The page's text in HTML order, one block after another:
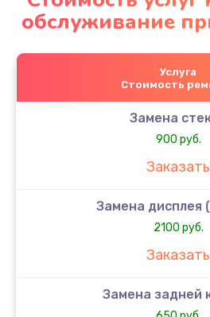
обслуживание
Услуга
Стоимость
Замена
900 руб.
Заказать
Замена дисплея
2100 руб.
Заказать
Замена задней